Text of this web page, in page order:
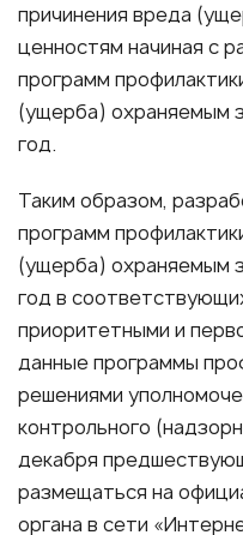
причинения вреда
ценностям начиная с
программ
(ущерба) охраняемым
год.
Таким образом,
программ
(ущерба) охраняемым
год в
приоритетными и
данные программы
решениями
контрольного
декабря
размещаться на
органа в сети